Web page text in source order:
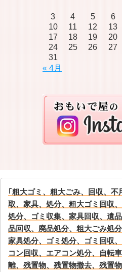
3
4 5 6
10
11 12 13
17
18 19 20
24
25 26 27
31
« 4月
｢粗大ゴミ、粗大ごみ、回収、
取、家具、処分、粗大ゴミ回収
処分、ゴミ収集、家具回収、遺
品回収、廃品処分、粗大ごみ処
家具処分、ゴミ処分、ゴミ回収
コン回収、エアコン処分、自転
離、残置物、残置物撤去、残置